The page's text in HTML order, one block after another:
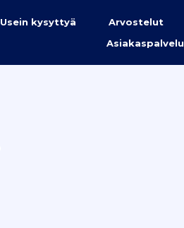
Usein kysyttyä Arvostelut
Asiakaspalvelu